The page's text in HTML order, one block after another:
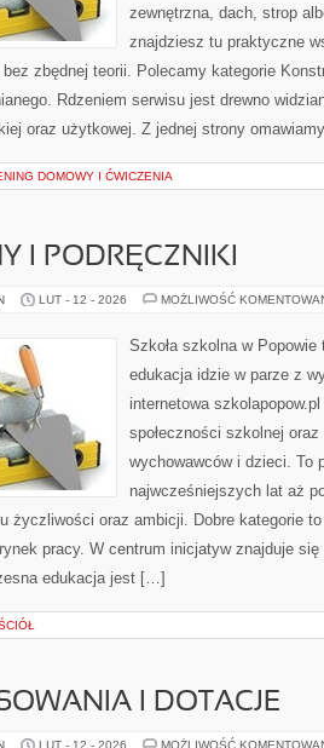
zewnętrzna, dach, strop
znajdziesz tu praktyczne
zbędnej teorii. Polecamy kategorie
Rdzeniem serwisu jest drewno
oraz użytkowej. Z jednej strony
DOMOWY I ĆWICZENIA
I PODRĘCZNIKI
LUT - 12 - 2026 MOŻLIWOŚĆ
Szkoła szkolna w
edukacja idzie w parze z
internetowa
społeczności szkolnej
wychowawców i dzieci. To
najwcześniejszych lat aż
życzliwości oraz ambicji. Dobre kategorie
pracy. W centrum inicjatyw znajduje
edukacja jest […]
I DOTACJE
LUT - 12 - 2026 MOŻLIWOŚĆ